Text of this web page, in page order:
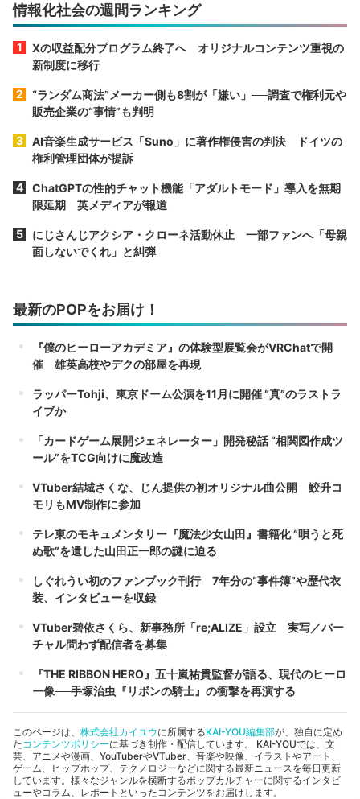
情報化社会の週間ランキング
Xの収益配分プログラム終了へ オリジナルコンテンツ重視の
新制度に移行
“ランダム商法”メーカー側も8割が「嫌い」──調査で権利元や
販売企業の“事情”も判明
AI音楽生成サービス「Suno」に著作権侵害の判決 ドイツの
権利管理団体が提訴
ChatGPTの性的チャット機能「アダルトモード」導入を無期
限延期 英メディアが報道
にじさんじアクシア・クローネ活動休止 一部ファンへ「母親
面しないでくれ」と糾弾
最新のPOPをお届け！
『僕のヒーローアカデミア』の体験型展覧会がVRChatで開
催 雄英高校やデクの部屋を再現
ラッパーTohji、東京ドーム公演を11月に開催 “真”のラストラ
イブか
「カードゲーム展開ジェネレーター」開発秘話 “相関図作成ツ
ール”をTCG向けに魔改造
VTuber結城さくな、じん提供の初オリジナル曲公開 鮫升コ
モリもMV制作に参加
テレ東のモキュメンタリー『魔法少女山田』書籍化 “唄うと死
ぬ歌”を遺した山田正一郎の謎に迫る
しぐれうい初のファンブック刊行 7年分の“事件簿”や歴代衣
装、インタビューを収録
VTuber碧依さくら、新事務所「re;ALIZE」設立 実写／バー
チャル問わず配信者を募集
『THE RIBBON HERO』五十嵐祐貴監督が語る、現代のヒーロ
ー像──手塚治虫『リボンの騎士』の衝撃を再演する
このページは、 株式会社カイユウに所属するKAI-YOU編集部が、独自に定め
た コンテンツポリシーに基づき制作・配信しています。 KAI-YOUでは、文
芸、アニメや漫画、YouTuberやVTuber、音楽や映像、イラストやアート、
ゲーム、ヒップホップ、テクノロジーなどに関する最新ニュースを毎日更新
しています。様々なジャンルを横断するポップカルチャーに関するインタビ
ューやコラム、レポートといったコンテンツをお届けします。